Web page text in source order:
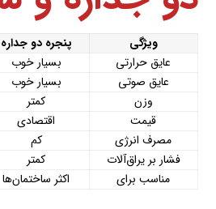
ویژگی پنجره دو جداره
عایق حرارتی
بسیار خوب
عایق صوتی
بسیار خوب
وزن
کمتر
قیمت
اقتصادی
مصرف انرژی
کم
فشار بر یراق‌آلات
کمتر
مناسب برای
اکثر ساختمان‌ها